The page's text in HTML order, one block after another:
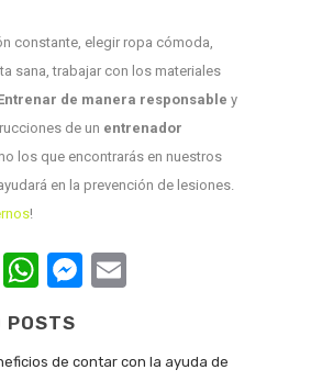
constante, elegir ropa cómoda,
sana, trabajar con los materiales
de manera responsable y
de un entrenador
los que encontrarás en nuestros
en la prevención de lesiones.
!
Twitter
WhatsApp
Messenger
POSTS
de contar con la ayuda de